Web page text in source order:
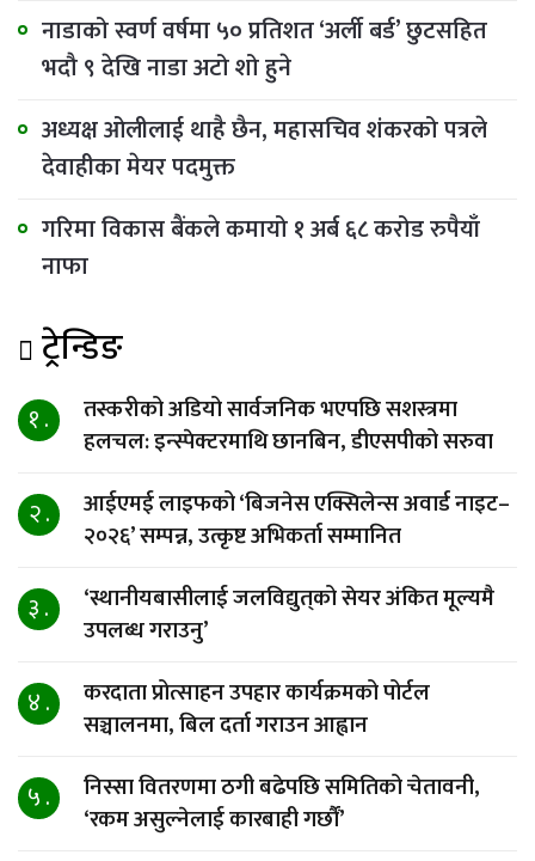
नाडाको स्वर्ण वर्षमा ५० प्रतिशत ‘अर्ली बर्ड’ छुटसहित
भदौ ९ देखि नाडा अटो शो हुने
अध्यक्ष ओलीलाई थाहै छैन, महासचिव शंकरको पत्रले
देवाहीका मेयर पदमुक्त
गरिमा विकास बैंकले कमायो १ अर्ब ६८ करोड रुपैयाँ
नाफा
ट्रेन्डिङ
१ .
तस्करीको अडियो सार्वजनिक भएपछि सशस्त्रमा
हलचल: इन्स्पेक्टरमाथि छानबिन, डीएसपीको सरुवा
२ .
आईएमई लाइफको ‘बिजनेस एक्सिलेन्स अवार्ड नाइट–
२०२६’ सम्पन्न, उत्कृष्ट अभिकर्ता सम्मानित
३ .
‘स्थानीयबासीलाई जलविद्युत्‌को सेयर अंकित मूल्यमै
उपलब्ध गराउनु’
४ .
करदाता प्रोत्साहन उपहार कार्यक्रमको पोर्टल
सञ्चालनमा, बिल दर्ता गराउन आह्वान
५ .
निस्सा वितरणमा ठगी बढेपछि समितिको चेतावनी,
‘रकम असुल्नेलाई कारबाही गर्छाैं’